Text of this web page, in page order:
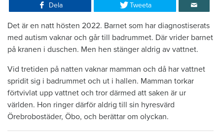
Dela Tweeta
Det är en natt hösten 2022. Barnet som har diagnostiserats
med autism vaknar och går till badrummet. Där vrider barnet
på kranen i duschen. Men hen stänger aldrig av vattnet.
Vid tretiden på natten vaknar mamman och då har vattnet
spridit sig i badrummet och ut i hallen. Mamman torkar
förtvivlat upp vattnet och tror därmed att saken är ur
världen. Hon ringer därför aldrig till sin hyresvärd
Örebrobostäder, Öbo, och berättar om olyckan.